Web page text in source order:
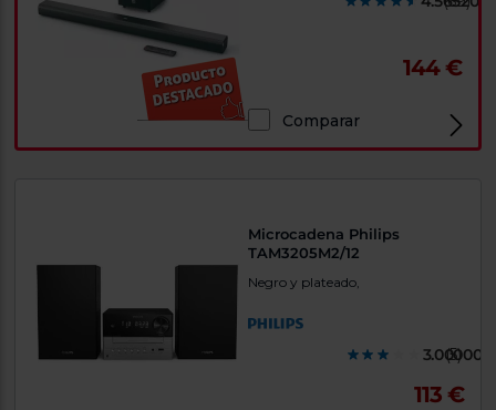
144 €
Comparar
Microcadena Philips
TAM3205M2/12
Negro y plateado,
(5)
113 €